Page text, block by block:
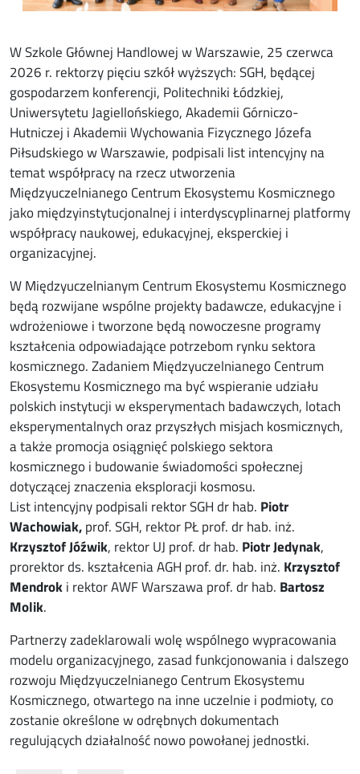
W Szkole Głównej Handlowej w Warszawie, 25 czerwca
2026 r. rektorzy pięciu szkół wyższych: SGH, będącej
gospodarzem konferencji, Politechniki Łódzkiej,
Uniwersytetu Jagiellońskiego, Akademii Górniczo-
Hutniczej i Akademii Wychowania Fizycznego Józefa
Piłsudskiego w Warszawie, podpisali list intencyjny na
temat współpracy na rzecz utworzenia
Międzyuczelnianego Centrum Ekosystemu Kosmicznego
jako międzyinstytucjonalnej i interdyscyplinarnej platformy
współpracy naukowej, edukacyjnej, eksperckiej i
organizacyjnej.
W Międzyuczelnianym Centrum Ekosystemu Kosmicznego
będą rozwijane wspólne projekty badawcze, edukacyjne i
wdrożeniowe i tworzone będą nowoczesne programy
kształcenia odpowiadające potrzebom rynku sektora
kosmicznego. Zadaniem Międzyuczelnianego Centrum
Ekosystemu Kosmicznego ma być wspieranie udziału
polskich instytucji w eksperymentach badawczych, lotach
eksperymentalnych oraz przyszłych misjach kosmicznych,
a także promocja osiągnięć polskiego sektora
kosmicznego i budowanie świadomości społecznej
dotyczącej znaczenia eksploracji kosmosu.
List intencyjny podpisali rektor SGH dr hab. Piotr
Wachowiak,prof. SGH, rektor PŁ prof. dr hab. inż.
Krzysztof Jóźwik, rektor UJ prof. dr hab. Piotr Jedynak,
prorektor ds. kształcenia AGH prof. dr. hab. inż. Krzysztof
Mendroki rektor AWF Warszawa prof. dr hab. Bartosz
Molik.
Partnerzy zadeklarowali wolę wspólnego wypracowania
modelu organizacyjnego, zasad funkcjonowania i dalszego
rozwoju Międzyuczelnianego Centrum Ekosystemu
Kosmicznego, otwartego na inne uczelnie i podmioty, co
zostanie określone w odrębnych dokumentach
regulujących działalność nowo powołanej jednostki.